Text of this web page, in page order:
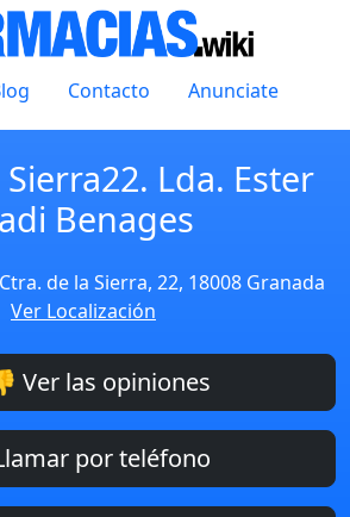
Contacto Anunciate
Lda. Ester
Benages
Ctra. de la Sierra, 22, 18008 Granada
Ver Localización
Ver las opiniones
por teléfono